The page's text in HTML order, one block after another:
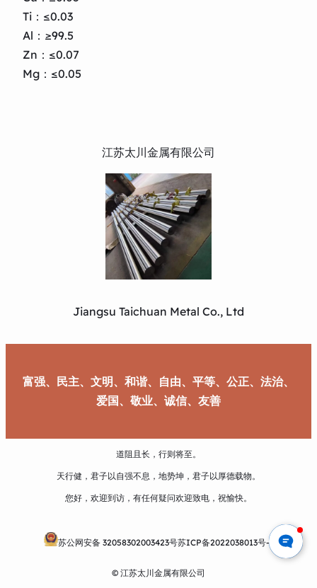
Ti：≤0.03
Al：≥99.5
Zn：≤0.07
Mg：≤0.05
江苏太川金属有限公司
Jiangsu Taichuan Metal Co., Ltd
富强、民主、文明、和谐、自由、平等、公正、法治、
爱国、敬业、诚信、友善
道阻且长，行则将至。
天行健，君子以自强不息，地势坤，君子以厚德载物。
您好，欢迎到访，有任何疑问欢迎致电，祝愉快。
苏公网安备 32058302003423号苏ICP备2022038013号-1
© 江苏太川金属有限公司